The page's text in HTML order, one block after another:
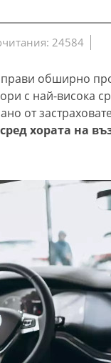
24584
обширно
с най-висока
от
хората на